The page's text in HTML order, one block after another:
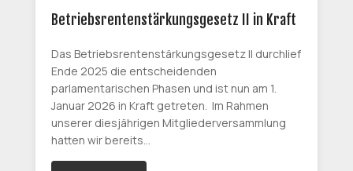
Betriebsrentenstärkungsgesetz II in Kraft
Das Betriebsrentenstärkungsgesetz II durchlief
Ende 2025 die entscheidenden
parlamentarischen Phasen und ist nun am 1.
Januar 2026 in Kraft getreten. Im Rahmen
unserer diesjährigen Mitgliederversammlung
hatten wir bereits…